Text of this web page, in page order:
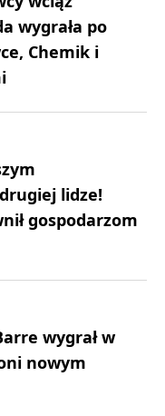
wygrała po
Chemik i
lidze!
gospodarzom
wygrał w
nowym